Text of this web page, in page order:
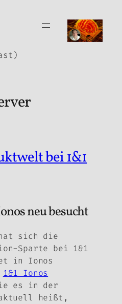
bei 1&1
neu besucht
sich die
Sparte bei 1&1
in Ionos
1&1 Ionos
es in der
aktuell heißt,